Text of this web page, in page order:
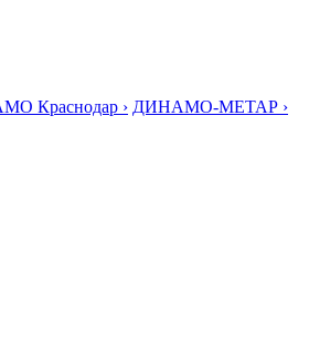
Краснодар › ДИНАМО-МЕТАР ›